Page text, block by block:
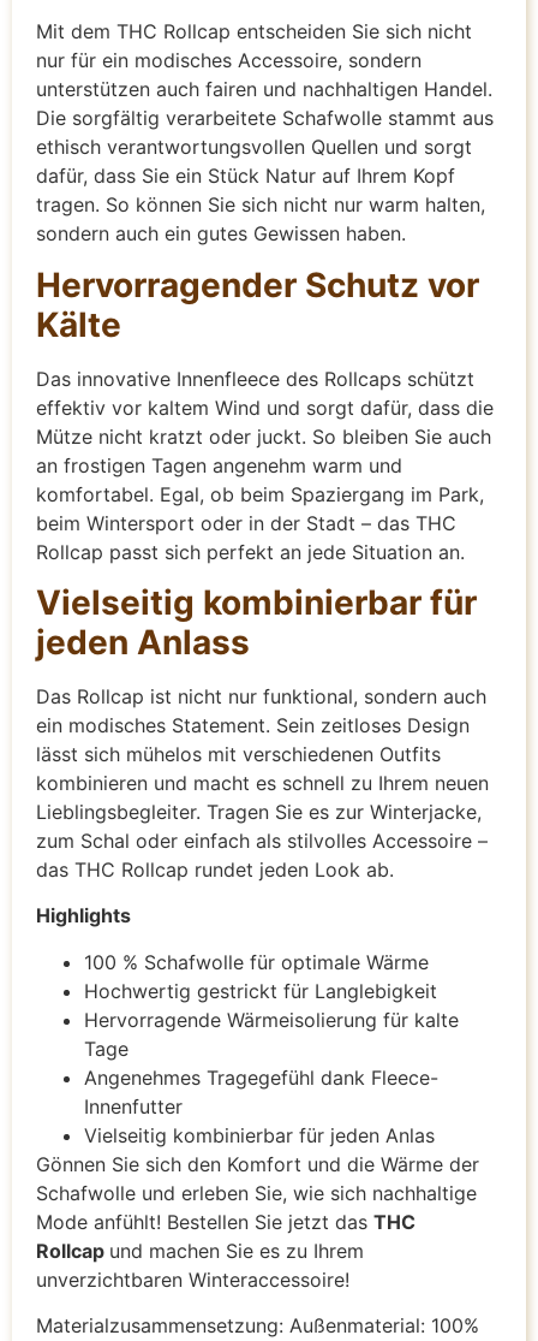
Mit dem THC Rollcap entscheiden Sie sich nicht
nur für ein modisches Accessoire, sondern
unterstützen auch fairen und nachhaltigen Handel.
Die sorgfältig verarbeitete Schafwolle stammt aus
ethisch verantwortungsvollen Quellen und sorgt
dafür, dass Sie ein Stück Natur auf Ihrem Kopf
tragen. So können Sie sich nicht nur warm halten,
sondern auch ein gutes Gewissen haben.
Hervorragender Schutz vor
Kälte
Das innovative Innenfleece des Rollcaps schützt
effektiv vor kaltem Wind und sorgt dafür, dass die
Mütze nicht kratzt oder juckt. So bleiben Sie auch
an frostigen Tagen angenehm warm und
komfortabel. Egal, ob beim Spaziergang im Park,
beim Wintersport oder in der Stadt – das THC
Rollcap passt sich perfekt an jede Situation an.
Vielseitig kombinierbar für
jeden Anlass
Das Rollcap ist nicht nur funktional, sondern auch
ein modisches Statement. Sein zeitloses Design
lässt sich mühelos mit verschiedenen Outfits
kombinieren und macht es schnell zu Ihrem neuen
Lieblingsbegleiter. Tragen Sie es zur Winterjacke,
zum Schal oder einfach als stilvolles Accessoire –
das THC Rollcap rundet jeden Look ab.
Highlights
100 % Schafwolle für optimale Wärme
Hochwertig gestrickt für Langlebigkeit
Hervorragende Wärmeisolierung für kalte
Tage
Angenehmes Tragegefühl dank Fleece-
Innenfutter
Vielseitig kombinierbar für jeden Anlas
Gönnen Sie sich den Komfort und die Wärme der
Schafwolle und erleben Sie, wie sich nachhaltige
Mode anfühlt! Bestellen Sie jetzt das THC
Rollcap und machen Sie es zu Ihrem
unverzichtbaren Winteraccessoire!
Materialzusammensetzung: Außenmaterial: 100%